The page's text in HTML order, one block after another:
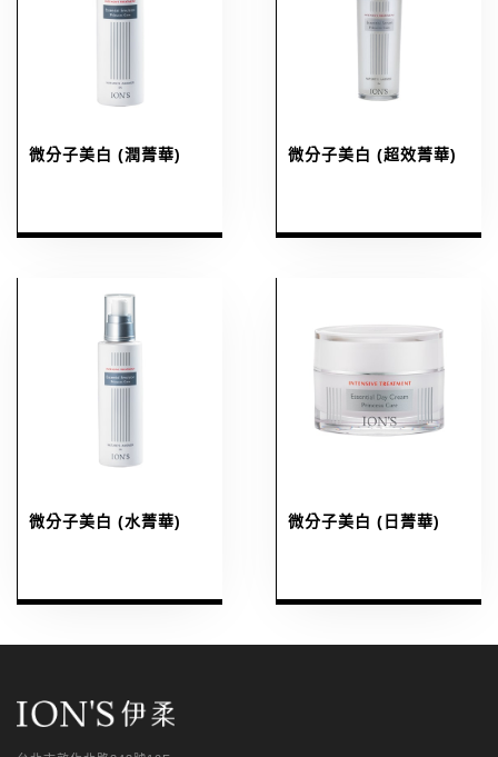
微分子美白 (潤菁華) 微分子美白 (超效菁華)
微分子美白 (水菁華) 微分子美白 (日菁華)